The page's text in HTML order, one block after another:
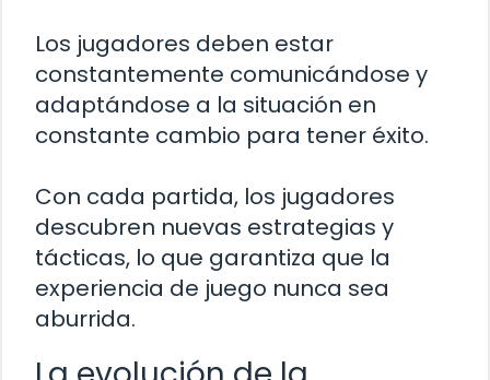
Los jugadores deben estar
constantemente comunicándose y
adaptándose a la situación en
constante cambio para tener éxito.
Con cada partida, los jugadores
descubren nuevas estrategias y
tácticas, lo que garantiza que la
experiencia de juego nunca sea
aburrida.